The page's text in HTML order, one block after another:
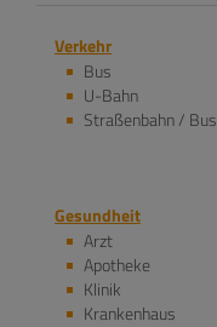
Verkehr
Bus
U-Bahn
Straßenbahn / Bus
Gesundheit
Arzt
Apotheke
Klinik
Krankenhaus